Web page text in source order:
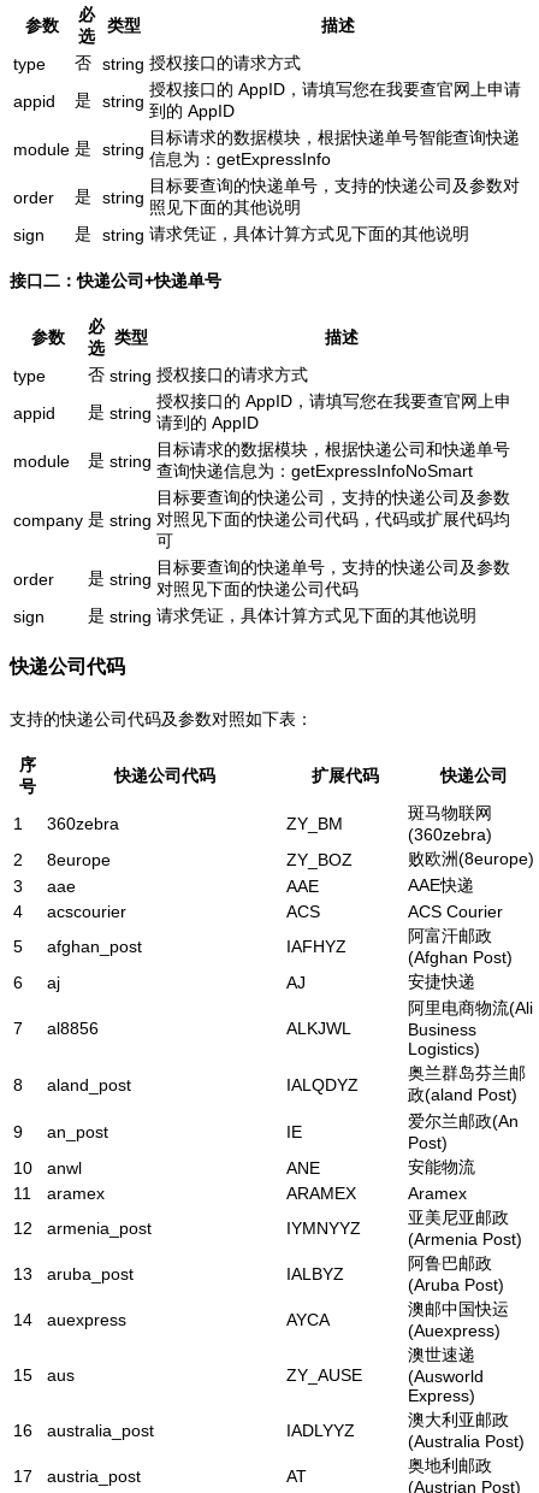
参数
必
选
类型
描述
type
否 string 授权接口的请求方式
appid
是 string
授权接口的 AppID，请填写您在我要查官网上申请
到的 AppID
module 是 string
目标请求的数据模块，根据快递单号智能查询快递
信息为：getExpressInfo
order
是 string
目标要查询的快递单号，支持的快递公司及参数对
照见下面的其他说明
sign
是 string 请求凭证，具体计算方式见下面的其他说明
接口二：快递公司+快递单号
参数
必
选
类型
描述
type
否 string 授权接口的请求方式
appid
是 string
授权接口的 AppID，请填写您在我要查官网上申
请到的 AppID
module
是 string
目标请求的数据模块，根据快递公司和快递单号
查询快递信息为：getExpressInfoNoSmart
company 是 string
目标要查询的快递公司，支持的快递公司及参数
对照见下面的快递公司代码，代码或扩展代码均
可
order
是 string
目标要查询的快递单号，支持的快递公司及参数
对照见下面的快递公司代码
sign
是 string 请求凭证，具体计算方式见下面的其他说明
快递公司代码
支持的快递公司代码及参数对照如下表：
序
号
快递公司代码 扩展代码 快递公司
1 360zebra ZY_BM
斑马物联网
(360zebra)
2
8europe ZY_BOZ
败欧洲(8europe)
3
aae AAE
AAE快递
4
acscourier ACS
ACS Courier
5
afghan_post IAFHYZ
阿富汗邮政
(Afghan Post)
6
aj AJ 安捷快递
7 al8856 ALKJWL
阿里电商物流(Ali
Business
Logistics)
8
aland_post IALQDYZ
奥兰群岛芬兰邮
政(aland Post)
9
an_post IE
爱尔兰邮政(An
Post)
10
anwl ANE
安能物流
11
aramex ARAMEX
Aramex
12
armenia_post IYMNYYZ
亚美尼亚邮政
(Armenia Post)
13
aruba_post IALBYZ
阿鲁巴邮政
(Aruba Post)
14
auexpress AYCA
澳邮中国快运
(Auexpress)
15 aus ZY_AUSE
澳世速递
(Ausworld
Express)
16
australia_post IADLYYZ
澳大利亚邮政
(Australia Post)
17
austria_post AT
奥地利邮政
(Austrian Post)